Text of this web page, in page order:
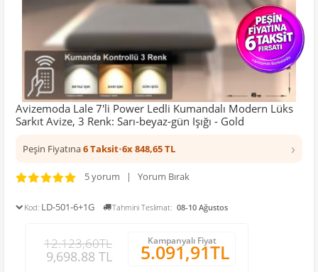
Avizemoda Lale 7'li Power Ledli Kumandalı Modern Lüks
Sarkıt Avize, 3 Renk: Sarı-beyaz-gün Işığı - Gold
Peşin Fiyatına6 Taksit•6x 848,65 TL ›
5 yorum | Yorum Bırak
Kod: LD-501-6+1G Tahmini Teslimat: 08-10 Ağustos
12.123,60TL
9,698.88 TL
Kampanyalı Fiyat
5.091,91TL